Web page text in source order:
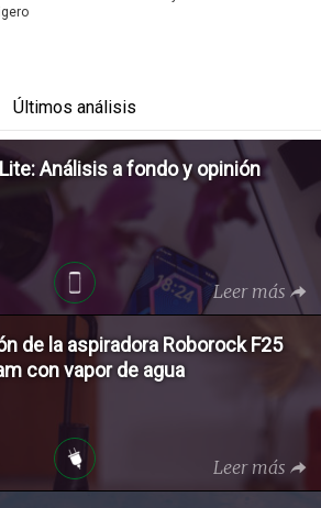
Últimos análisis
Análisis a fondo y opinión
Leer más
de la aspiradora Roborock F25
con vapor de agua
Leer más